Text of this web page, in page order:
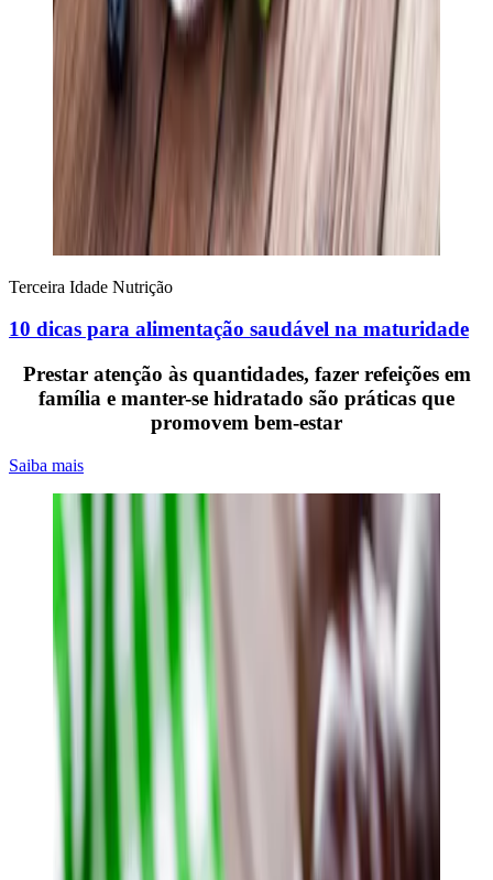
Terceira Idade Nutrição
10 dicas para alimentação saudável na maturidade
Prestar atenção às quantidades, fazer refeições em
família e manter-se hidratado são práticas que
promovem bem-estar
Saiba mais